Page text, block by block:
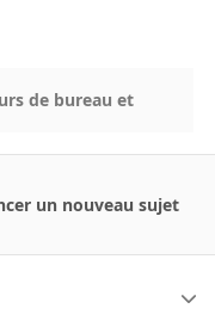
de bureau et
un nouveau sujet